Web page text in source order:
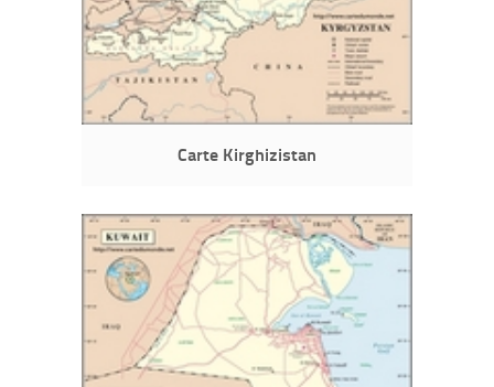
Carte Kirghizistan